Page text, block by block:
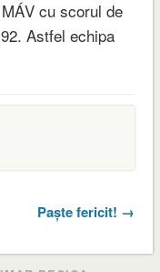
cu scorul de
Astfel echipa
Paște fericit! →